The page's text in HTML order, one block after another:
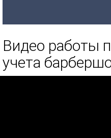
Видео работы
учета